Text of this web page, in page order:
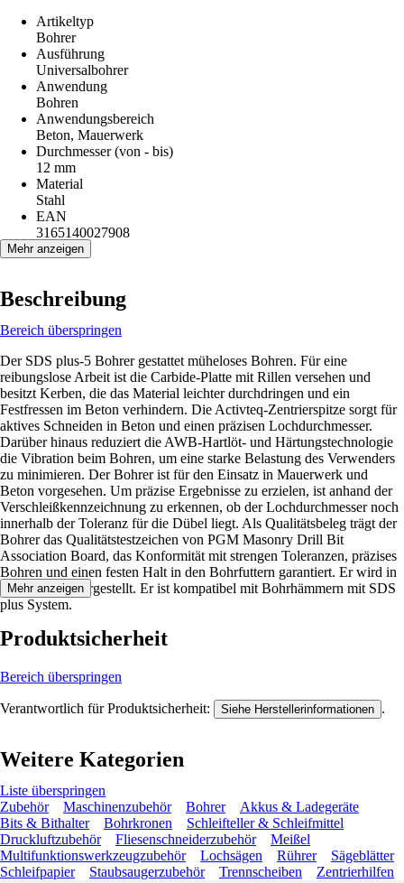
Artikeltyp
Bohrer
Ausführung
Universalbohrer
Anwendung
Bohren
Anwendungsbereich
Beton, Mauerwerk
Durchmesser (von - bis)
12 mm
Material
Stahl
EAN
3165140027908
Mehr anzeigen
Beschreibung
Bereich überspringen
Der SDS plus-5 Bohrer gestattet müheloses Bohren. Für eine
reibungslose Arbeit ist die Carbide-Platte mit Rillen versehen und
besitzt Kerben, die das Material leichter durchdringen und ein
Festfressen im Beton verhindern. Die Activteq-Zentrierspitze sorgt für
aktives Schneiden in Beton und einen präzisen Lochdurchmesser.
Darüber hinaus reduziert die AWB-Hartlöt- und Härtungstechnologie
die Vibration beim Bohren, um eine starke Belastung des Verwenders
zu minimieren. Der Bohrer ist für den Einsatz in Mauerwerk und
Beton vorgesehen. Um präzise Ergebnisse zu erzielen, ist anhand der
Verschleißkennzeichnung zu erkennen, ob der Lochdurchmesser noch
innerhalb der Toleranz für die Dübel liegt. Als Qualitätsbeleg trägt der
Bohrer das Qualitätstestzeichen von PGM Masonry Drill Bit
Association Board, das Konformität mit strengen Toleranzen, präzises
Bohren und einen festen Halt in den Bohrfuttern garantiert. Er wird in
Deutschland hergestellt. Er ist kompatibel mit Bohrhämmern mit SDS
plus System.
Mehr anzeigen
Produktsicherheit
Bereich überspringen
Verantwortlich für Produktsicherheit: Siehe Herstellerinformationen .
Weitere Kategorien
Liste überspringen
Zubehör
Maschinenzubehör Bohrer
Akkus & Ladegeräte
Bits & Bithalter
Bohrkronen
Schleifteller & Schleifmittel
Druckluftzubehör
Fliesenschneiderzubehör
Meißel
Multifunktionswerkzeugzubehör
Lochsägen Rührer
Sägeblätter
Schleifpapier
Staubsaugerzubehör Trennscheiben Zentrierhilfen